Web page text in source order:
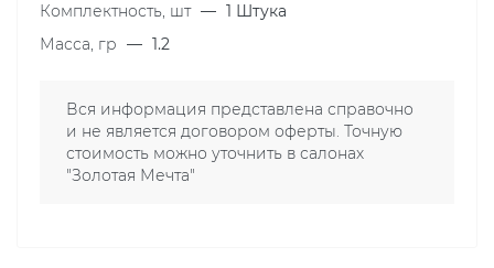
Комплектность, шт — 1 Штука
Масса, гр — 1.2
Вся информация представлена справочно
и не является договором оферты. Точную
стоимость можно уточнить в салонах
"Золотая Мечта"